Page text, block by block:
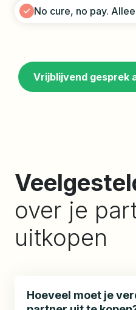
No cure, no pay.
Vrijblijvend gesprek
over je
uitkopen
Hoeveel moet je